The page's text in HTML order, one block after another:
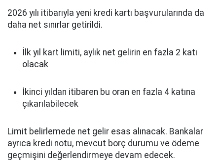
2026 yılı itibarıyla yeni kredi kartı başvurularında da
daha net sınırlar getirildi.
İlk yıl kart limiti, aylık net gelirin en fazla 2 katı
olacak
İkinci yıldan itibaren bu oran en fazla 4 katına
çıkarılabilecek
Limit belirlemede net gelir esas alınacak. Bankalar
ayrıca kredi notu, mevcut borç durumu ve ödeme
geçmişini değerlendirmeye devam edecek.